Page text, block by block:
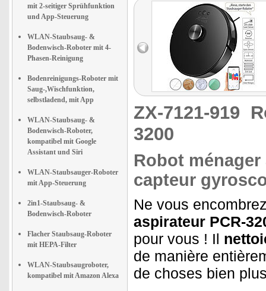
mit 2-seitiger Sprühfunktion
und App-Steuerung
WLAN-Staubsaug- &
Bodenwisch-Roboter mit 4-
Phasen-Reinigung
Bodenreinigungs-Roboter mit
Saug-,Wischfunktion,
selbstladend, mit App
WLAN-Staubsaug- &
Bodenwisch-Roboter,
kompatibel mit Google
Assistant und Siri
WLAN-Staubsauger-Roboter
mit App-Steuerung
2in1-Staubsaug- &
Bodenwisch-Roboter
Flacher Staubsaug-Roboter
mit HEPA-Filter
WLAN-Staubsaugroboter,
kompatibel mit Amazon Alexa
ZX-7121-919
3200
Robot ménager
capteur
Ne vous
aspirateur PCR-
pour vous ! Il
de manière
de choses bien